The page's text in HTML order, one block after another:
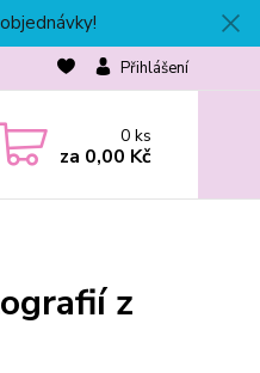
Přihlášení
0ks
za 0,00 Kč
z